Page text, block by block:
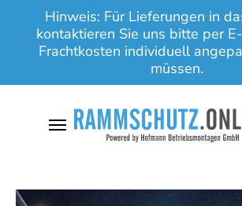
Zum Hauptinhalt springen
Hinweis: Für Lieferungen in
kontaktieren Sie uns bitte per
Frachtkosten individuell
müssen.